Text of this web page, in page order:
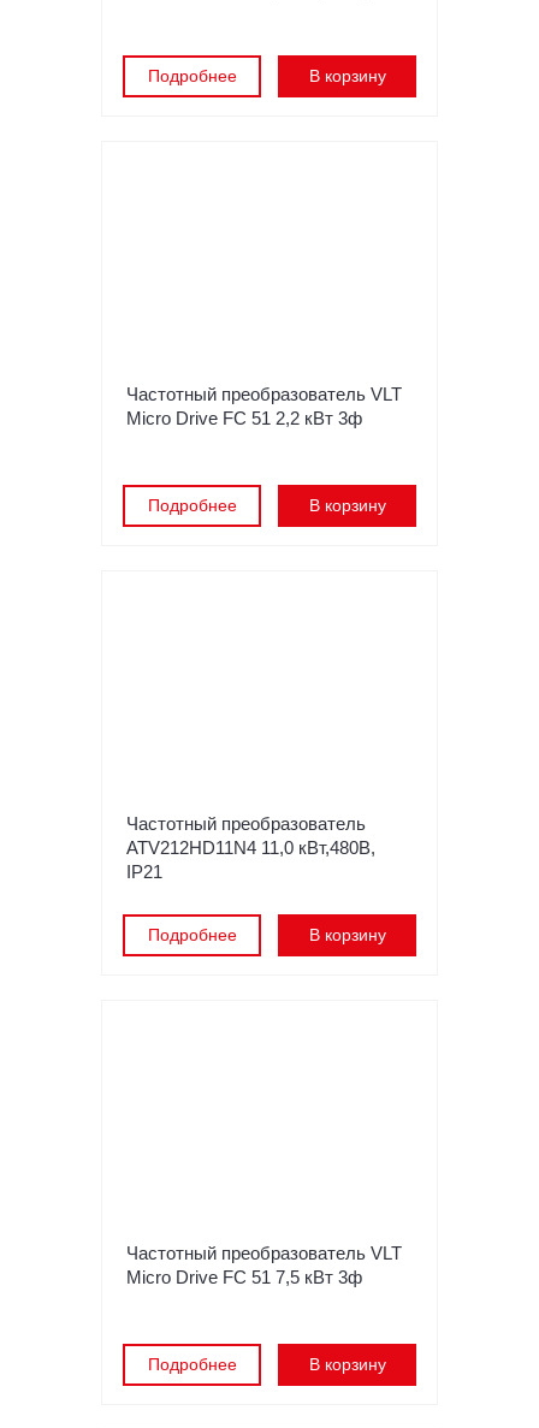
Подробнее В корзину
Частотный преобразователь VLT
Micro Drive FC 51 2,2 кВт 3ф
Подробнее В корзину
Частотный преобразователь
ATV212HD11N4 11,0 кВт,480В,
IP21
Подробнее В корзину
Частотный преобразователь VLT
Micro Drive FC 51 7,5 кВт 3ф
Подробнее В корзину